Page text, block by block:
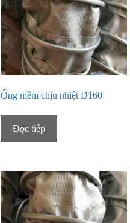
Ống mềm chịu nhiệt D160
Đọc tiếp